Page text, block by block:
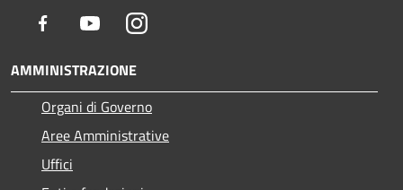
Facebook YoutubeInstagram
AMMINISTRAZIONE
Organi di Governo
Aree Amministrative
Uffici